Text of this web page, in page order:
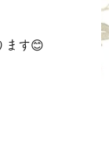
ます😊